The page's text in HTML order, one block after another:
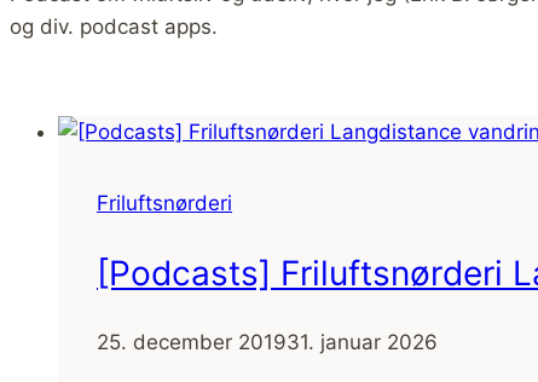
og div. podcast apps.
Friluftsnørderi
[Podcasts] Friluftsnørderi
25. december 201931. januar 2026